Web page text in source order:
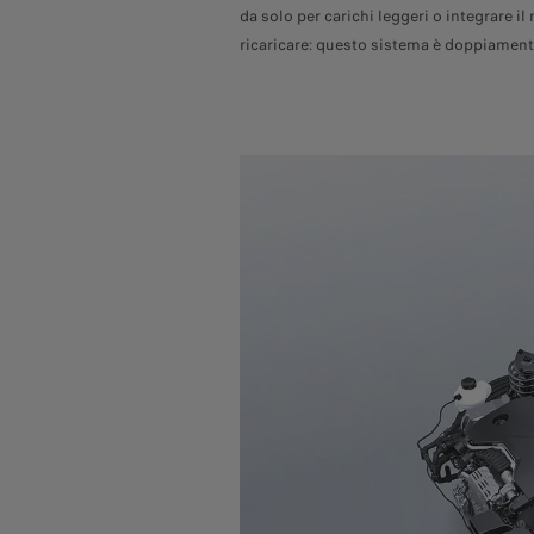
da solo per carichi leggeri o integrare
ricaricare: questo sistema è